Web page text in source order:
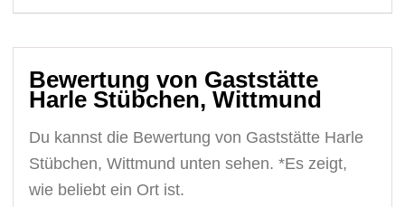
Bewertung von Gaststätte
Harle Stübchen, Wittmund
Du kannst die Bewertung von Gaststätte Harle
Stübchen, Wittmund unten sehen. *Es zeigt,
wie beliebt ein Ort ist.